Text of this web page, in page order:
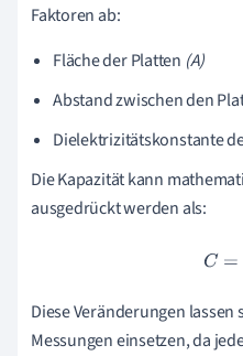
Faktoren ab:
Fläche der Platten (A)
Abstand zwischen den
Dielektrizitätskonstante
Die Kapazität kann
ausgedrückt werden als:
C=
Diese Veränderungen
Messungen einsetzen, da